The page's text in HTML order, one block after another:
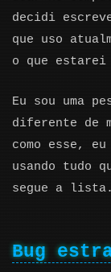
decidi
que uso
o que estarei
Eu sou uma
diferente de
como esse,
usando tudo
segue a lista.
Bug